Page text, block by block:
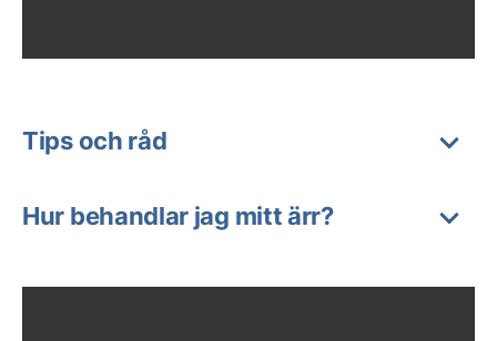
Tips och råd
Hur behandlar jag mitt ärr?